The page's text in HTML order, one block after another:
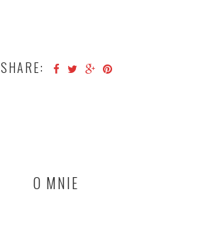
SHARE:
O MNIE